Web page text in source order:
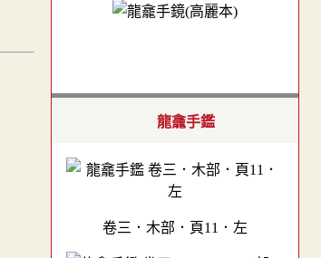
龍龕手鑑
卷三．木部．頁11．左